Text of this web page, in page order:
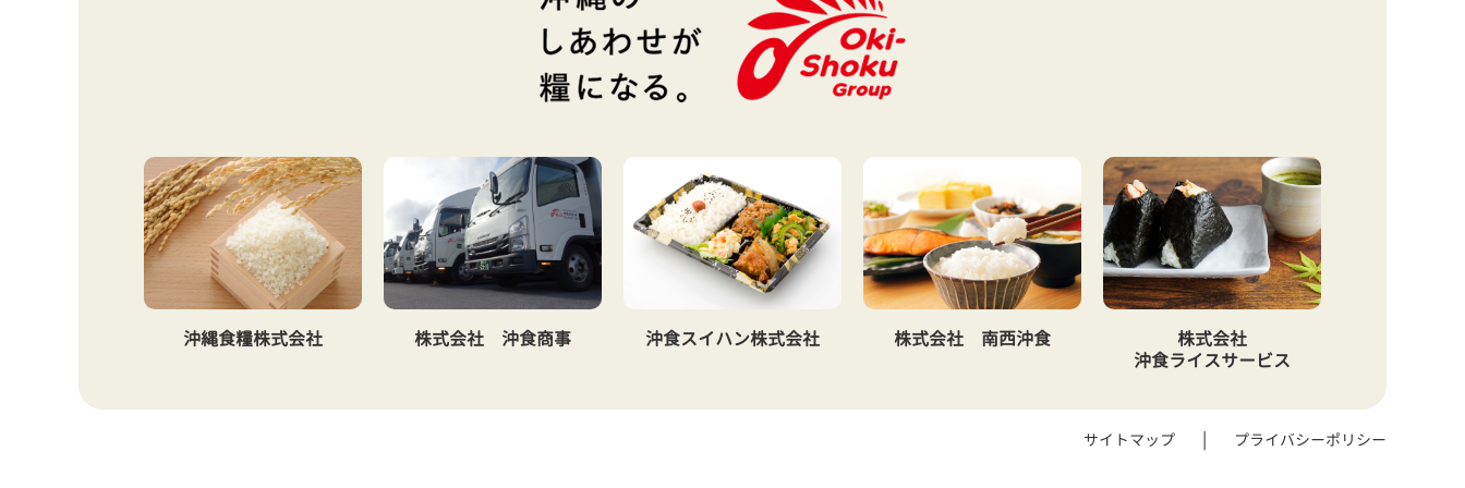
沖縄食糧株式会社 株式会社 沖食商事 沖食スイハン株式会社 株式会社 南西沖食
株式会社
沖食ライスサービス
サイトマップ プライバシーポリシー